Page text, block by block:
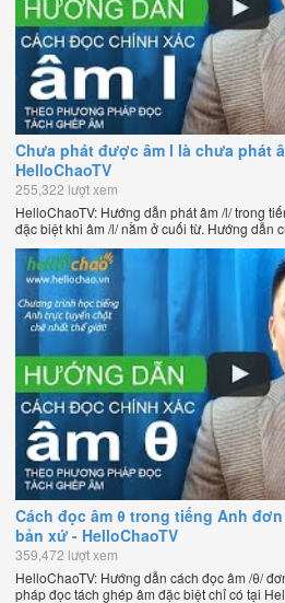
Chưa phát được âm l là chưa phát
HelloChaoTV
255,322 lượt xem
HelloChaoTV: Hướng dẫn phát âm /l/ trong
đặc biệt khi âm /l/ nằm ở cuối từ. Hướng dẫn
đồng sáng lập HelloChao.vn - Chương trình
chẽ nhất thế giới.
Cách đọc âm θ trong tiếng Anh
bản xứ - HelloChaoTV
359,472 lượt xem
HelloChaoTV: Hướng dẫn cách đọc âm /θ/
pháp đọc tách ghép âm đặc biệt chỉ có tại